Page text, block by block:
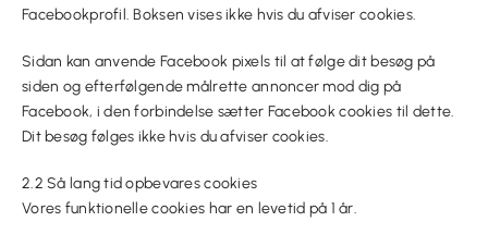
Facebookprofil. Boksen vises ikke hvis du afviser cookies.
Sidan kan anvende Facebook pixels til at følge dit besøg på
siden og efterfølgende målrette annoncer mod dig på
Facebook, i den forbindelse sætter Facebook cookies til dette.
Dit besøg følges ikke hvis du afviser cookies.
2.2 Så lang tid opbevares cookies
Vores funktionelle cookies har en levetid på 1 år.